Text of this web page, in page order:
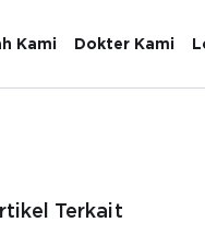
Kami Dokter Kami
Terkait